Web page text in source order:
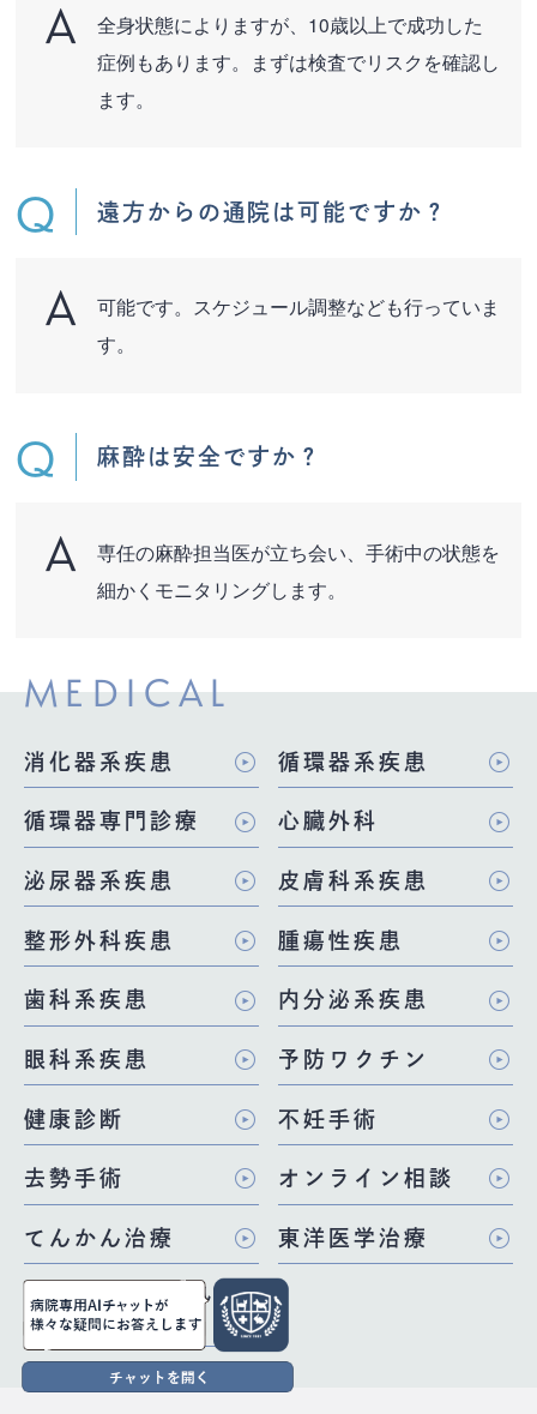
全身状態によりますが、10歳以上で成功した
症例もあります。まずは検査でリスクを確認し
ます。
遠方からの通院は可能ですか？
可能です。スケジュール調整なども行っていま
す。
麻酔は安全ですか？
専任の麻酔担当医が立ち会い、手術中の状態を
細かくモニタリングします。
MEDICAL
消化器系疾患 循環器系疾患
循環器専門診療 心臓外科
泌尿器系疾患 皮膚科系疾患
整形外科疾患 腫瘍性疾患
歯科系疾患 内分泌系疾患
眼科系疾患 予防ワクチン
健康診断 不妊手術
去勢手術 オンライン相談
てんかん治療 東洋医学治療
猫ちゃんに優しい
病院を目指して